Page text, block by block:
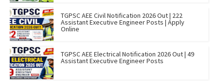
TGPSC AEE Civil Notification 2026 Out | 222
Assistant Executive Engineer Posts | Apply
Online
TGPSC AEE Electrical Notification 2026 Out | 49
Assistant Executive Engineer Posts